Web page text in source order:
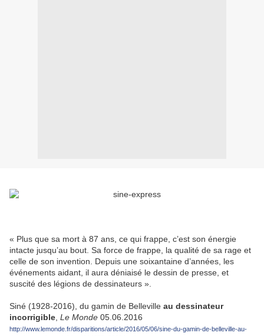
« Plus que sa mort à 87 ans, ce qui frappe, c’est son énergie
intacte jusqu’au bout. Sa force de frappe, la qualité de sa rage et
celle de son invention. Depuis une soixantaine d’années, les
événements aidant, il aura déniaisé le dessin de presse, et
suscité des légions de dessinateurs ».
Siné (1928-2016), du gamin de Belleville au dessinateur
incorrigible Le Monde 05.06.2016
http://www.lemonde.fr/disparitions/article/2016/05/06/sine-du-gamin-de-belleville-au-